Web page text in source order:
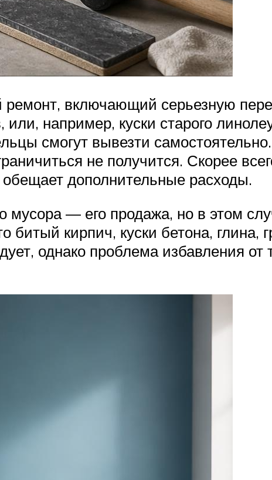
включающий серьезную
например, куски старого
смогут вывезти
не получится. Скорее
обещает дополнительные расходы.
мусора — его продажа, но в этом
кирпич, куски бетона, глина,
однако проблема избавления от